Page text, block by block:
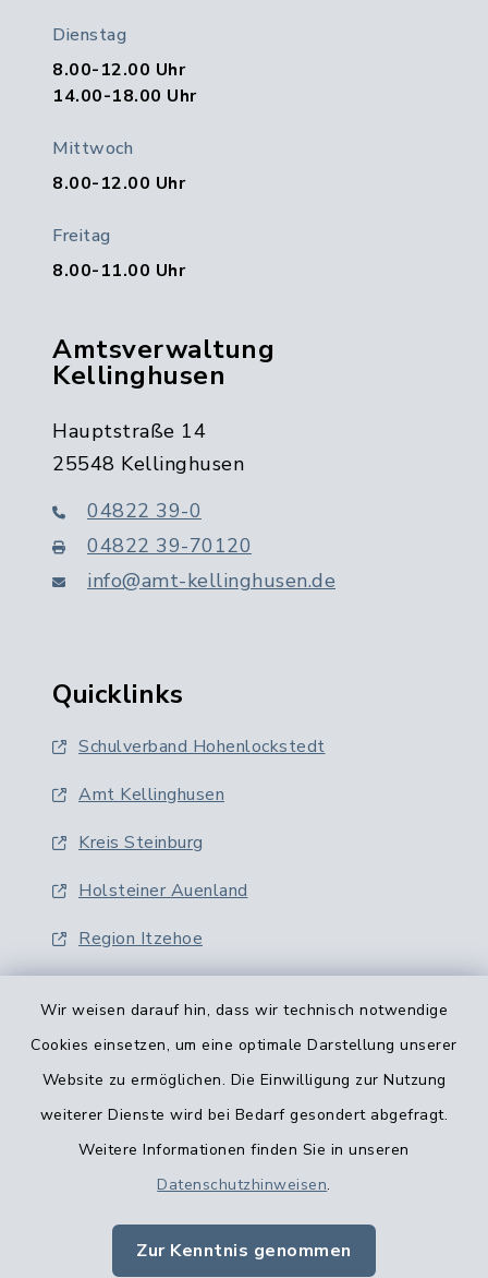
Wir weisen darauf hin, dass wir technisch notwendige
Cookies einsetzen, um eine optimale Darstellung unserer
Website zu ermöglichen. Die Einwilligung zur Nutzung
weiterer Dienste wird bei Bedarf gesondert abgefragt.
Weitere Informationen finden Sie in unseren
Datenschutzhinweisen.
Zur Kenntnis genommen
Dienstag
8.00-12.00 Uhr
14.00-18.00 Uhr
Mittwoch
8.00-12.00 Uhr
Freitag
8.00-11.00 Uhr
Amtsverwaltung
Kellinghusen
Hauptstraße 14
25548 Kellinghusen
04822 39-0
04822 39-70120
info@amt-kellinghusen.de
Quicklinks
Schulverband Hohenlockstedt
Amt Kellinghusen
Kreis Steinburg
Holsteiner Auenland
Region Itzehoe
Barrierefreiheit
Impressum